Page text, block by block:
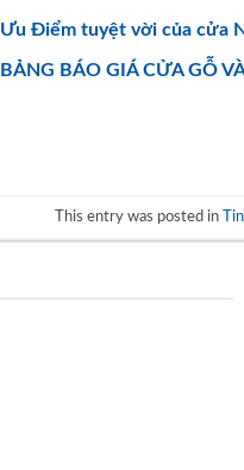
Ưu Điểm tuyệt vời của cửa
BẢNG BÁO GIÁ CỬA GỖ
This entry was posted in